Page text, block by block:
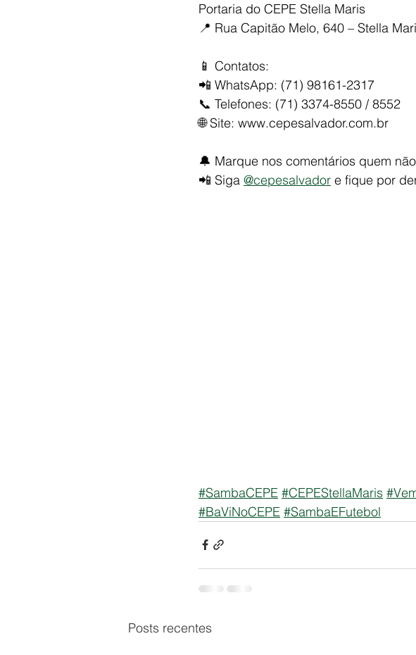
Portaria do CEPE Stella Maris
📍 Rua Capitão Melo, 640 – Stella
📱 Contatos:
📲 WhatsApp: (71) 98161-2317
📞 Telefones: (71) 3374-8550 / 8552
🌐 Site: www.cepesalvador.com.br
🔔 Marque nos comentários quem
📲 Siga @cepesalvador e fique por
#SambaCEPE #CEPEStellaMaris
#BaViNoCEPE #SambaEFutebol
Posts recentes